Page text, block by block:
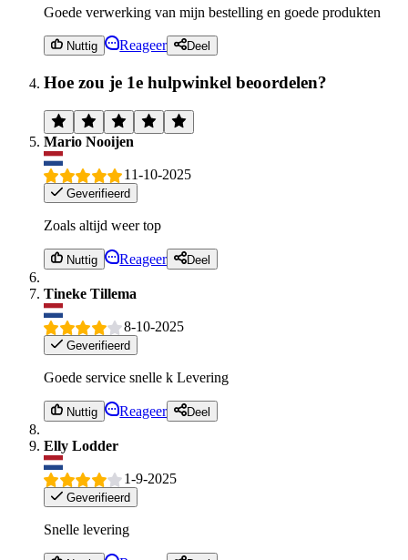
Goede verwerking van mijn bestelling en goede produkten
Nuttig Reageer Deel
Hoe zou je 1e hulpwinkel beoordelen?
Mario Nooijen
11-10-2025
Geverifieerd
Zoals altijd weer top
Nuttig Reageer Deel
Tineke Tillema
8-10-2025
Geverifieerd
Goede service snelle k Levering
Nuttig Reageer Deel
Elly Lodder
1-9-2025
Geverifieerd
Snelle levering